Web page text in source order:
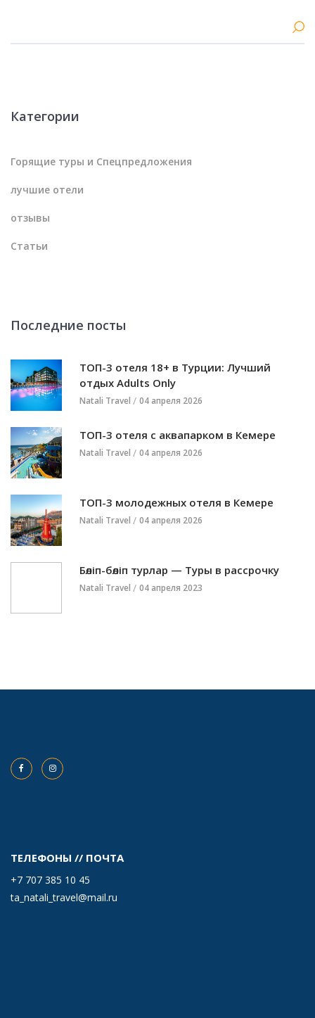
Категории
Горящие туры и Спецпредложения
лучшие отели
отзывы
Статьи
Последние посты
ТОП-3 отеля 18+ в Турции: Лучший
отдых Adults Only
Natali Travel 04 апреля 2026
ТОП-3 отеля с аквапарком в Кемере
Natali Travel 04 апреля 2026
ТОП-3 молодежных отеля в Кемере
Natali Travel 04 апреля 2026
Бөліп-бөліп турлар — Туры в рассрочку
Natali Travel 04 апреля 2023
ТЕЛЕФОНЫ // ПОЧТА
+7 707 385 10 45
ta_natali_travel@mail.ru